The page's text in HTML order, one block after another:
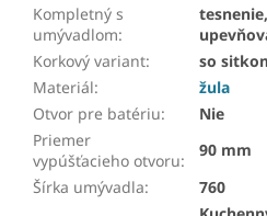
Kompletný s
umývadlom:
Korkový variant:
so
Materiál:
žula
Otvor pre batériu:
Nie
Priemer
vypúšťacieho otvoru:
90 mm
Šírka umývadla:
760